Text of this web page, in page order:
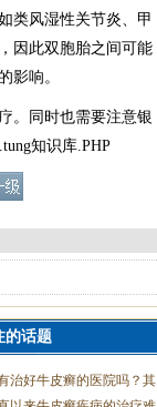
类风湿性关节炎、甲
因此双胞胎之间可能
影响。
。同时也需要注意银
知识库.PHP
的话题
治好牛皮癣的医院吗？其